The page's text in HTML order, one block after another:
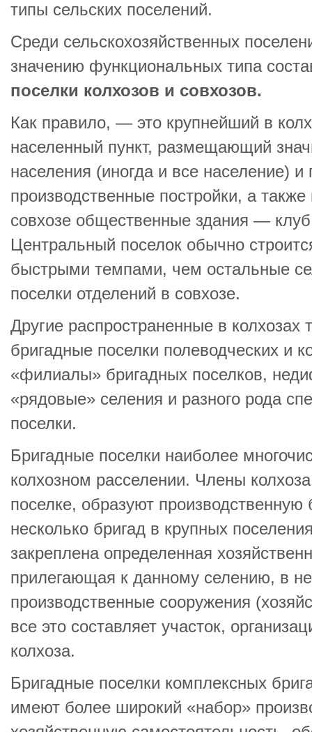
типы сельских поселений.
Среди сельскохозяйственных
значению функциональных типа
поселки колхозов и совхозов.
Как правило, — это крупнейший в
населенный пункт, размещающий
населения (иногда и все население) и
производственные постройки, а
совхозе общественные здания —
Центральный поселок обычно
быстрыми темпами, чем остальные
поселки отделений в совхозе.
Другие распространенные в
бригадные поселки полеводческих и
«филиалы» бригадных поселков,
«рядовые» селения и разного рода
поселки.
Бригадные поселки наиболее
колхозном расселении. Члены
поселке, образуют
несколько бригад в крупных
закреплена определенная
прилегающая к данному селению, в
производственные сооружения
все это составляет участок,
колхоза.
Бригадные поселки комплексных
имеют более широкий «набор»